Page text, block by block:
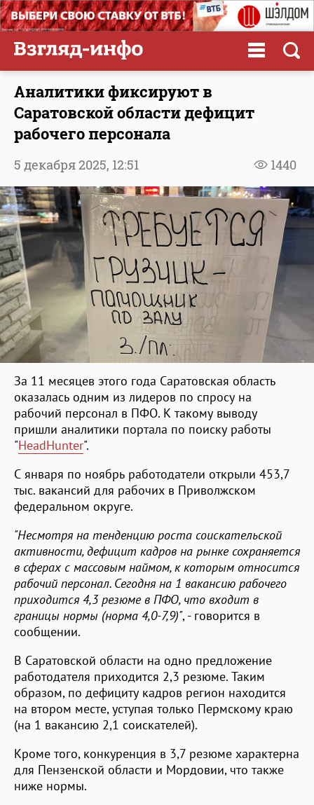
Аналитики фиксируют в
Саратовской области дефицит
рабочего персонала
1440
5 декабря 2025, 12:51
За 11 месяцев этого года Саратовская область
оказалась одним из лидеров по спросу на
рабочий персонал в ПФО. К такому выводу
пришли аналитики портала по поиску работы
"HeadHunter".
С января по ноябрь работодатели открыли 453,7
тыс. вакансий для рабочих в Приволжском
федеральном округе.
"Несмотря на тенденцию роста соискательской
активности, дефицит кадров на рынке сохраняется
в сферах с массовым наймом, к которым относится
рабочий персонал. Сегодня на 1 вакансию рабочего
приходится 4,3 резюме в ПФО, что входит в
границы нормы (норма 4,0-7,9)", - говорится в
сообщении.
В Саратовской области на одно предложение
работодателя приходится 2,3 резюме. Таким
образом, по дефициту кадров регион находится
на втором месте, уступая только Пермскому краю
(на 1 вакансию 2,1 соискателей).
Кроме того, конкуренция в 3,7 резюме характерна
для Пензенской области и Мордовии, что также
ниже нормы.